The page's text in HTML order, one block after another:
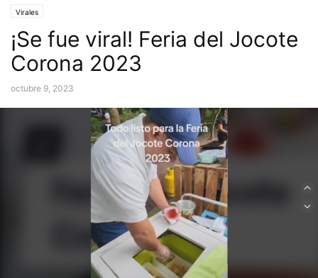
Virales
¡Se fue viral! Feria del Jocote
Corona 2023
octubre 9, 2023